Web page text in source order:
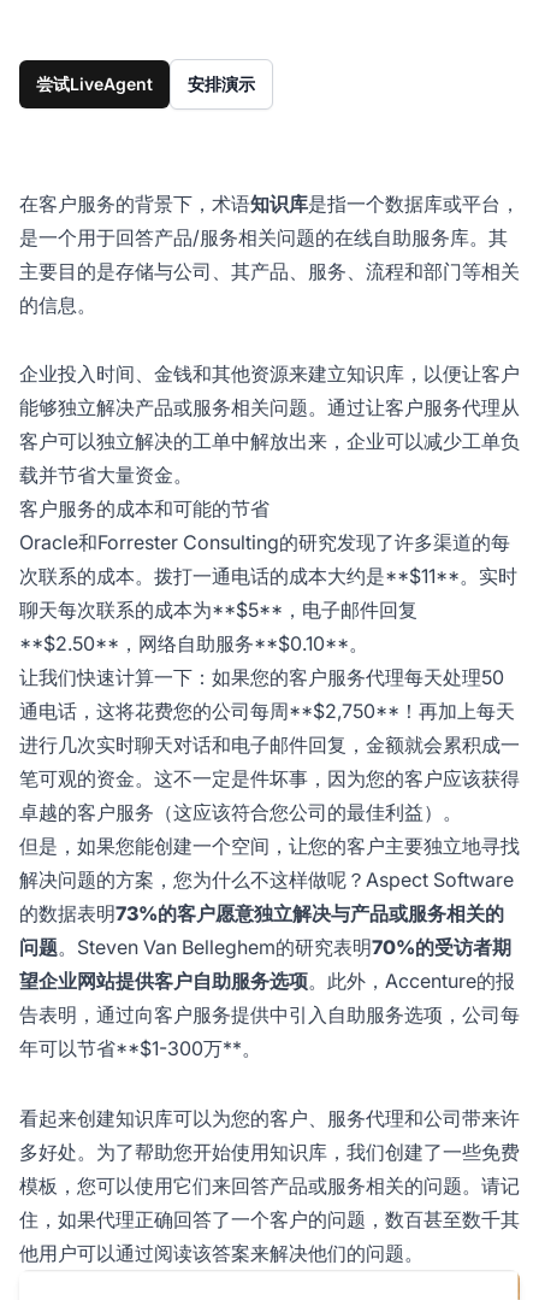
尝试LiveAgent 安排演示
在客户服务的背景下，术语知识库是指一个数据库或平台，
是一个用于回答产品/服务相关问题的在线自助服务库。其
主要目的是存储与公司、其产品、服务、流程和部门等相关
的信息。
企业投入时间、金钱和其他资源来建立知识库，以便让客户
能够独立解决产品或服务相关问题。通过让客户服务代理从
客户可以独立解决的工单中解放出来，企业可以减少工单负
载并节省大量资金。
客户服务的成本和可能的节省
Oracle和Forrester Consulting的研究发现了许多渠道的每
次联系的成本。拨打一通电话的成本大约是**$11**。实时
聊天每次联系的成本为**$5**，电子邮件回复
**$2.50**，网络自助服务**$0.10**。
让我们快速计算一下：如果您的客户服务代理每天处理50
通电话，这将花费您的公司每周**$2,750**！再加上每天
进行几次实时聊天对话和电子邮件回复，金额就会累积成一
笔可观的资金。这不一定是件坏事，因为您的客户应该获得
卓越的客户服务（这应该符合您公司的最佳利益）。
但是，如果您能创建一个空间，让您的客户主要独立地寻找
解决问题的方案，您为什么不这样做呢？Aspect Software
的数据表明73%的客户愿意独立解决与产品或服务相关的
问题。Steven Van Belleghem的研究表明70%的受访者期
望企业网站提供客户自助服务选项。此外，Accenture的报
告表明，通过向客户服务提供中引入自助服务选项，公司每
年可以节省**$1-300万**。
看起来创建知识库可以为您的客户、服务代理和公司带来许
多好处。为了帮助您开始使用知识库，我们创建了一些免费
模板，您可以使用它们来回答产品或服务相关的问题。请记
住，如果代理正确回答了一个客户的问题，数百甚至数千其
他用户可以通过阅读该答案来解决他们的问题。